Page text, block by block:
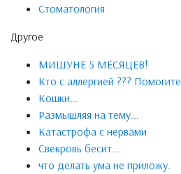
Стоматология
Другое
МИШУНЕ 5 МЕСЯЦЕВ!
Кто с аллергией ??? Помогите
Кошки...
Размышляя на тему...
Катастрофа с нервами
Свекровь бесит...
что делать ума не приложу.